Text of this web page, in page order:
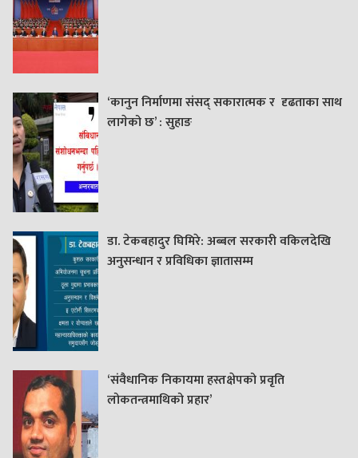
‘कानुन निर्माणमा संसद् सकारात्मक र दृढताका साथ
लागेको छ’ : सुहाङ
डा. टेकबहादुर घिमिरे: अब्बल सरकारी वकिलदेखि
अनुसन्धान र प्रविधिका ज्ञातासम्म
‘संवैधानिक निकायमा हस्तक्षेपको प्रवृति
लोकतन्त्रमाथिको प्रहार’